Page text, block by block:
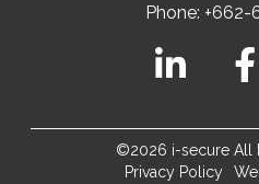
Phone: +662-
©2026 i-secure All
Privacy Policy